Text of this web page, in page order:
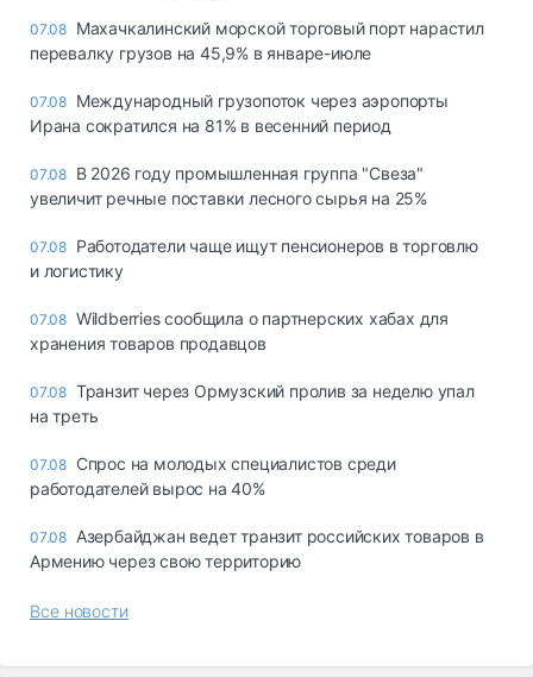
07.08 Махачкалинский морской торговый порт нарастил
перевалку грузов на 45,9% в январе-июле
07.08 Международный грузопоток через аэропорты
Ирана сократился на 81% в весенний период
07.08 В 2026 году промышленная группа "Свеза"
увеличит речные поставки лесного сырья на 25%
07.08 Работодатели чаще ищут пенсионеров в торговлю
и логистику
07.08 Wildberries сообщила о партнерских хабах для
хранения товаров продавцов
07.08 Транзит через Ормузский пролив за неделю упал
на треть
07.08 Спрос на молодых специалистов среди
работодателей вырос на 40%
07.08 Азербайджан ведет транзит российских товаров в
Армению через свою территорию
Все новости